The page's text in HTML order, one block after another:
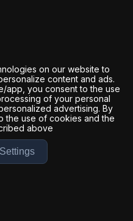
on our website to
content and ads.
app, you consent to the use
of your personal
advertising. By
the use of cookies and the
above